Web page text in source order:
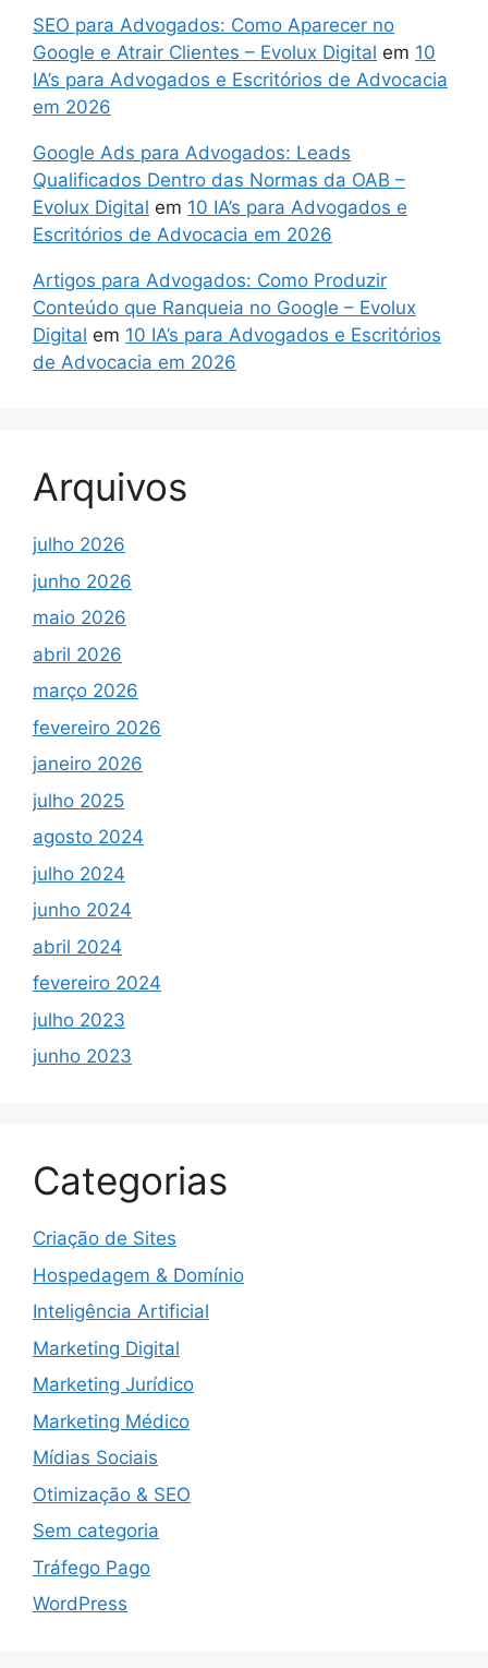
SEO para Advogados: Como Aparecer no
Google e Atrair Clientes – Evolux Digital em 10
IA’s para Advogados e Escritórios de Advocacia
em 2026
Google Ads para Advogados: Leads
Qualificados Dentro das Normas da OAB –
Evolux Digital em 10 IA’s para Advogados e
Escritórios de Advocacia em 2026
Artigos para Advogados: Como Produzir
Conteúdo que Ranqueia no Google – Evolux
Digital em 10 IA’s para Advogados e Escritórios
de Advocacia em 2026
Arquivos
julho 2026
junho 2026
maio 2026
abril 2026
março 2026
fevereiro 2026
janeiro 2026
julho 2025
agosto 2024
julho 2024
junho 2024
abril 2024
fevereiro 2024
julho 2023
junho 2023
Categorias
Criação de Sites
Hospedagem & Domínio
Inteligência Artificial
Marketing Digital
Marketing Jurídico
Marketing Médico
Mídias Sociais
Otimização & SEO
Sem categoria
Tráfego Pago
WordPress